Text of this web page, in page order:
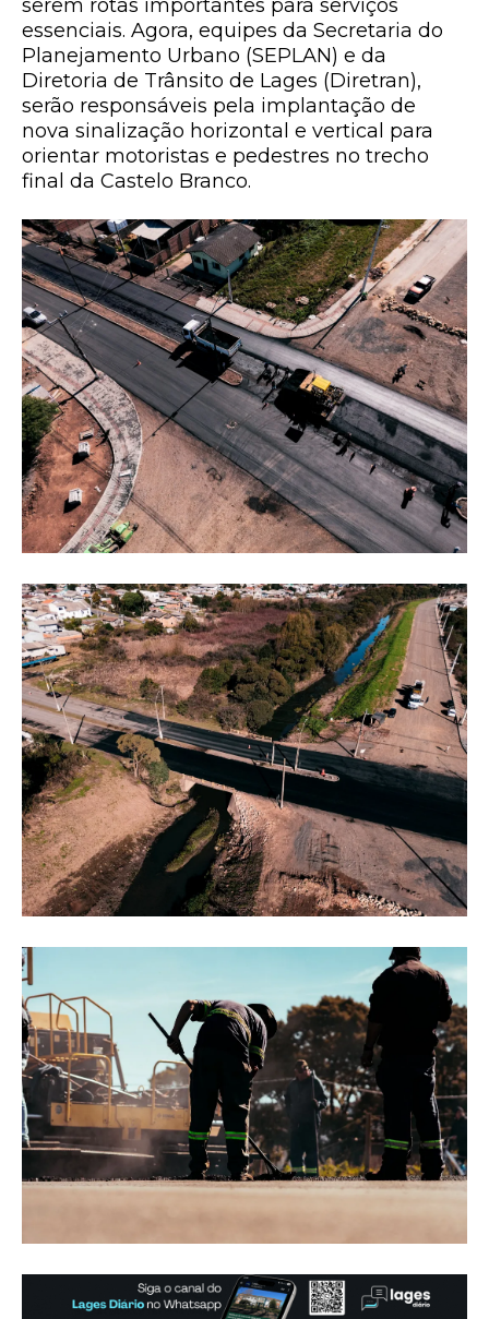
serem rotas importantes para serviços
essenciais. Agora, equipes da Secretaria do
Planejamento Urbano (SEPLAN) e da
Diretoria de Trânsito de Lages (Diretran),
serão responsáveis pela implantação de
nova sinalização horizontal e vertical para
orientar motoristas e pedestres no trecho
final da Castelo Branco.